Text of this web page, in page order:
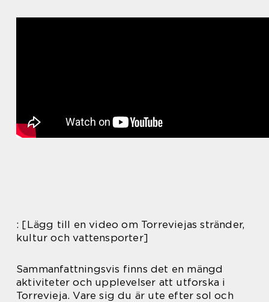
: [Lägg till en video om Torreviejas stränder,
kultur och vattensporter]
Sammanfattningsvis finns det en mängd
aktiviteter och upplevelser att utforska i
Torrevieja. Vare sig du är ute efter sol och